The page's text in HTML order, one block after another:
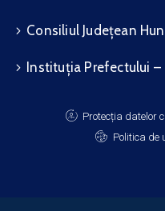
Consiliul Județean
Instituția Prefectului –
Protecția datelor
Politica de